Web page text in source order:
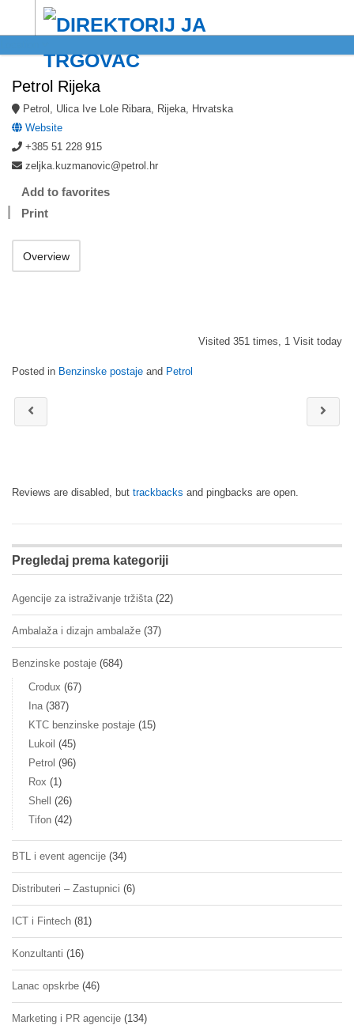
Petrol Rijeka
Petrol, Ulica Ive Lole Ribara, Rijeka, Hrvatska
Website
+385 51 228 915
zeljka.kuzmanovic@petrol.hr
Add to favorites
Print
Overview
Visited 351 times, 1 Visit today
Posted in Benzinske postaje and Petrol
Reviews are disabled, but trackbacks and pingbacks are open.
Pregledaj prema kategoriji
Agencije za istraživanje tržišta(22)
Ambalaža i dizajn ambalaže (37)
Benzinske postaje (684)
Crodux (67)
Ina(387)
KTC benzinske postaje (15)
Lukoil (45)
Petrol (96)
Rox (1)
Shell
(26)
Tifon (42)
BTL i event agencije (34)
Distributeri – Zastupnici (6)
ICT i Fintech (81)
Konzultanti (16)
Lanac opskrbe (46)
Marketing i PR agencije (134)